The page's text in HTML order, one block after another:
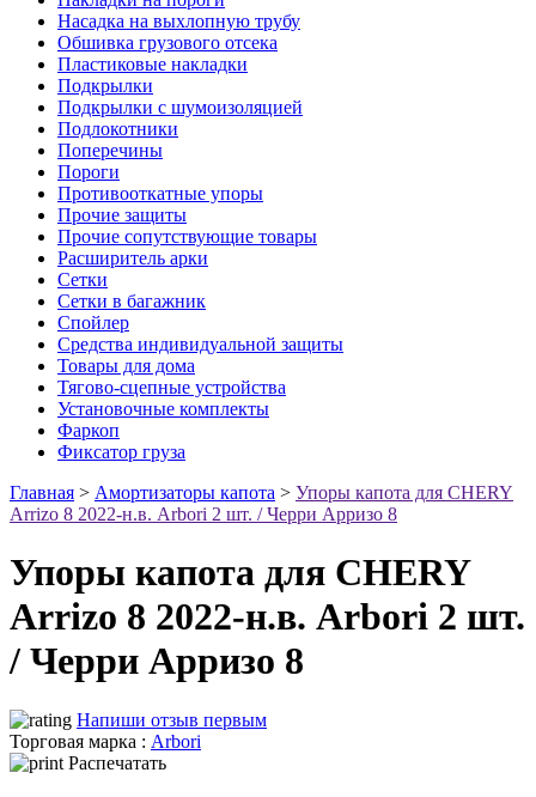
Насадка на выхлопную трубу
Обшивка грузового отсека
Пластиковые накладки
Подкрылки
Подкрылки с шумоизоляцией
Подлокотники
Поперечины
Пороги
Противооткатные упоры
Прочие защиты
Прочие сопутствующие товары
Расширитель арки
Сетки
Сетки в багажник
Спойлер
Средства индивидуальной защиты
Товары для дома
Тягово-сцепные устройства
Установочные комплекты
Фаркоп
Фиксатор груза
Главная > Амортизаторы капота > Упоры капота для CHERY
Arrizo 8 2022-н.в. Arbori 2 шт. / Черри Арризо 8
Упоры капота для CHERY
Arrizo 8 2022-н.в. Arbori 2 шт.
/ Черри Арризо 8
Напиши отзыв первым
Торговая марка : Arbori
Распечатать